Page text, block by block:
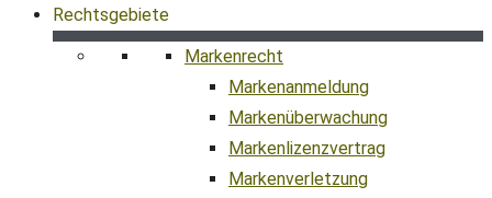
Rechtsgebiete
Markenrecht
Markenanmeldung
Markenüberwachung
Markenlizenzvertrag
Markenverletzung